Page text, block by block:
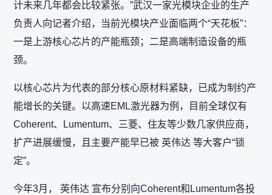
计未来几年都会比较紧张。”武汉一家光模块企业的生产
负责人向记者介绍，当前光模块产业面临两个“天花板”：
一是上游核心芯片的产能瓶颈；二是高端制造设备的瓶
颈。
以核心芯片为代表的部分核心原材料紧缺，已成为制约产
能增长的关键。以高速EML激光器为例，目前全球仅有
Coherent、Lumentum、三菱、住友等少数几家供应商，
扩产进展缓慢，且主要产能早已被 英伟达 等大客户“锁
定”。
今年3月， 英伟达 宣布分别向Coherent和Lumentum各投